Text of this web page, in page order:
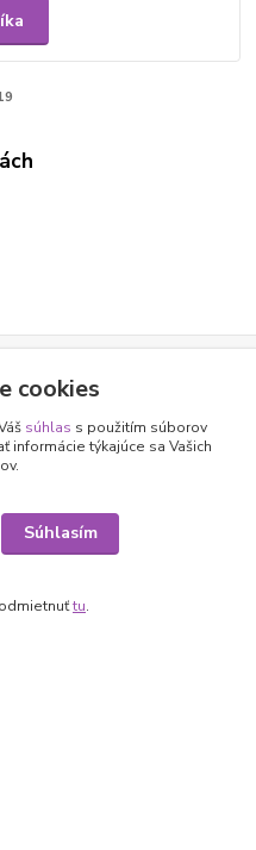
akcie a
za účelom zasielania newslettera.
cookies
súhlas s použitím súborov
informácie týkajúce sa Vašich
Súhlasím
tu.